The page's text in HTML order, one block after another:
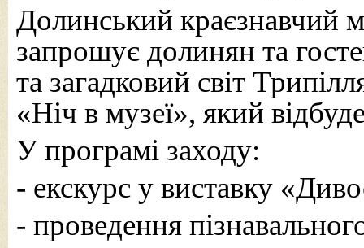
Долинський краєзнавчий
запрошує долинян та
та загадковий світ
«Ніч в музеї», який
У програмі заходу:
- екскурс у виставку
- проведення